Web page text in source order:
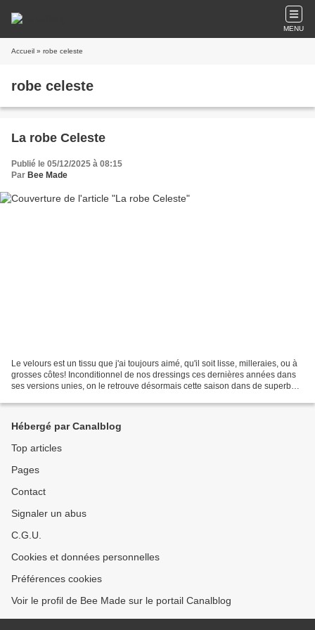
MENU
Accueil » robe celeste
robe celeste
La robe Celeste
Publié le 05/12/2025 à 08:15
Par Bee Made
Le velours est un tissu que j'ai toujours aimé, qu'il soit lisse, milleraies, ou à
grosses côtes! Inconditionnel de nos dressings ces dernières années dans
ses versions unies, on le retrouve désormais cette saison dans de superbes
Hébergé par Canalblog
Top articles
Pages
Contact
Signaler un abus
C.G.U.
Cookies et données personnelles
Préférences cookies
Voir le profil de Bee Made sur le portail Canalblog